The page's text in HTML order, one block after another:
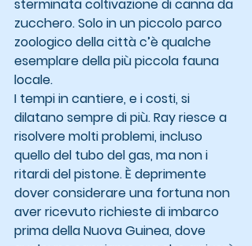
sterminata coltivazione di canna da
zucchero. Solo in un piccolo parco
zoologico della città c’è qualche
esemplare della più piccola fauna
locale.
I tempi in cantiere, e i costi, si
dilatano sempre di più. Ray riesce a
risolvere molti problemi, incluso
quello del tubo del gas, ma non i
ritardi del pistone. È deprimente
dover considerare una fortuna non
aver ricevuto richieste di imbarco
prima della Nuova Guinea, dove